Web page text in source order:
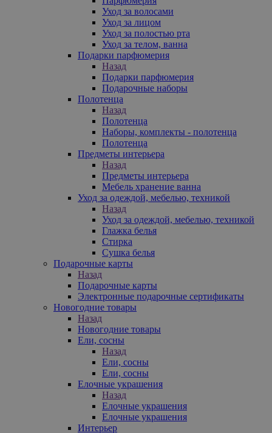
Уход за волосами
Уход за лицом
Уход за полостью рта
Уход за телом, ванна
Подарки парфюмерия
Назад
Подарки парфюмерия
Подарочные наборы
Полотенца
Назад
Полотенца
Наборы, комплекты - полотенца
Полотенца
Предметы интерьера
Назад
Предметы интерьера
Мебель хранение ванна
Уход за одеждой, мебелью, техникой
Назад
Уход за одеждой, мебелью, техникой
Глажка белья
Стирка
Сушка белья
Подарочные карты
Назад
Подарочные карты
Электронные подарочные сертификаты
Новогодние товары
Назад
Новогодние товары
Ели, сосны
Назад
Ели, сосны
Ели, сосны
Елочные украшения
Назад
Елочные украшения
Елочные украшения
Интерьер